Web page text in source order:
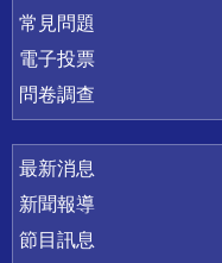
常見問題
電子投票
問卷調查
最新消息
新聞報導
節目訊息